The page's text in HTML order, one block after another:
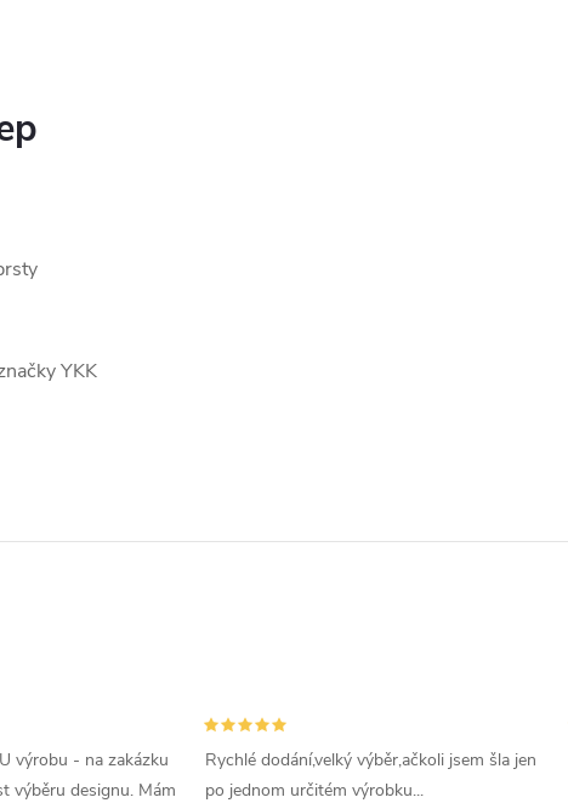
YKK
výrobu - na zakázku
výběru designu. Mám
Rychlé dodání,velký výběr,ačkoli jsem šla jen
po jednom určitém výrobku...